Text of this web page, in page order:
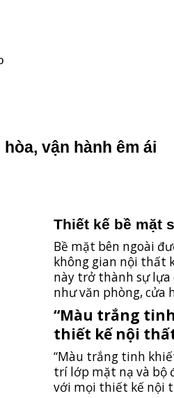
vận hành êm ái
Thiết kế bề mặt
Bề mặt bên ngoài
không gian nội thất
này trở thành sự lựa
như văn phòng, cửa
“Màu trắng
thiết kế nội
“Màu trắng tinh
trí lớp mặt nạ và bộ
với mọi thiết kế nội